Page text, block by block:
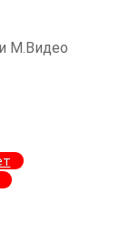
М.Видео